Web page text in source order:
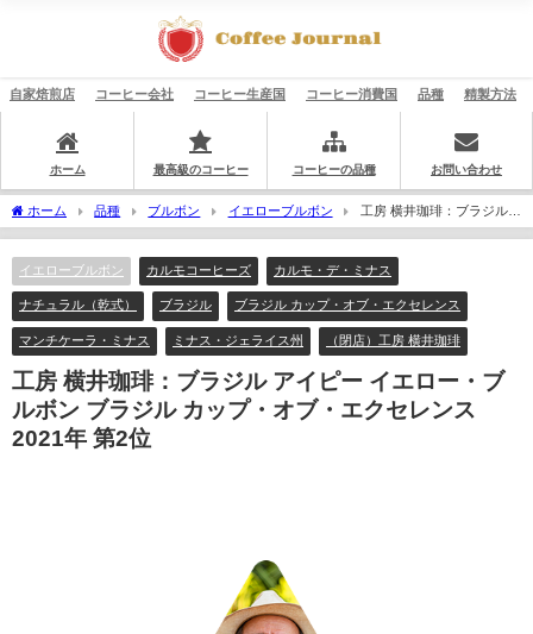
自家焙煎店 コーヒー会社 コーヒー生産国 コーヒー消費国 品種 精製方法
ホーム 最高級のコーヒー コーヒーの品種 お問い合わせ
ホーム 品種 ブルボン イエローブルボン
工房 横井珈琲：ブラジル
アイピー イエロー・ブルボン ブラジル カップ・オブ・エクセレンス 2021年 第2位
イエローブルボン カルモコーヒーズ カルモ・デ・ミナス
ナチュラル（乾式） ブラジル ブラジル カップ・オブ・エクセレンス
マンチケーラ・ミナス ミナス・ジェライス州 （閉店）工房 横井珈琲
工房 横井珈琲：ブラジル アイピー イエロー・ブ
ルボン ブラジル カップ・オブ・エクセレンス
2021年 第2位